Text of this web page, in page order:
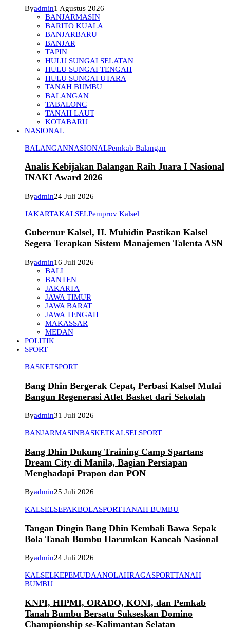
Byadmin1 Agustus 2026
BANJARMASIN
BARITO KUALA
BANJARBARU
BANJAR
TAPIN
HULU SUNGAI SELATAN
HULU SUNGAI TENGAH
HULU SUNGAI UTARA
TANAH BUMBU
BALANGAN
TABALONG
TANAH LAUT
KOTABARU
NASIONAL
BALANGANNASIONALPemkab Balangan
Analis Kebijakan Balangan Raih Juara I Nasional
INAKI Award 2026
Byadmin24 Juli 2026
JAKARTAKALSELPemprov Kalsel
Gubernur Kalsel, H. Muhidin Pastikan Kalsel
Segera Terapkan Sistem Manajemen Talenta ASN
Byadmin16 Juli 2026
BALI
BANTEN
JAKARTA
JAWA TIMUR
JAWA BARAT
JAWA TENGAH
MAKASSAR
MEDAN
POLITIK
SPORT
BASKETSPORT
Bang Dhin Bergerak Cepat, Perbasi Kalsel Mulai
Bangun Regenerasi Atlet Basket dari Sekolah
Byadmin31 Juli 2026
BANJARMASINBASKETKALSELSPORT
Bang Dhin Dukung Training Camp Spartans
Dream City di Manila, Bagian Persiapan
Menghadapi Prapon dan PON
Byadmin25 Juli 2026
KALSELSEPAKBOLASPORTTANAH BUMBU
Tangan Dingin Bang Dhin Kembali Bawa Sepak
Bola Tanah Bumbu Harumkan Kancah Nasional
Byadmin24 Juli 2026
KALSELKEPEMUDAANOLAHRAGASPORTTANAH
BUMBU
KNPI, HIPMI, ORADO, KONI, dan Pemkab
Tanah Bumbu Bersatu Sukseskan Domino
Championship se-Kalimantan Selatan